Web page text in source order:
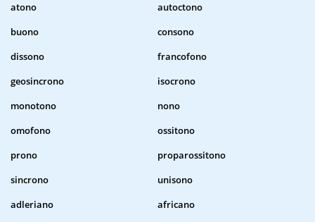
atono
autoctono
buono
consono
dissono
francofono
geosincrono
isocrono
monotono
nono
omofono
ossitono
prono
proparossitono
sincrono
unisono
adleriano
africano